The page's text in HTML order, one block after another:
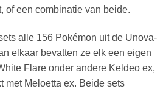
of een combinatie van beide.
alle 156 Pokémon uit de Unova-
elkaar bevatten ze elk een eigen
Flare onder andere Keldeo ex,
met Meloetta ex. Beide sets